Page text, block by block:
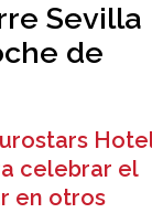
Sevilla
de
celebrar el
en otros